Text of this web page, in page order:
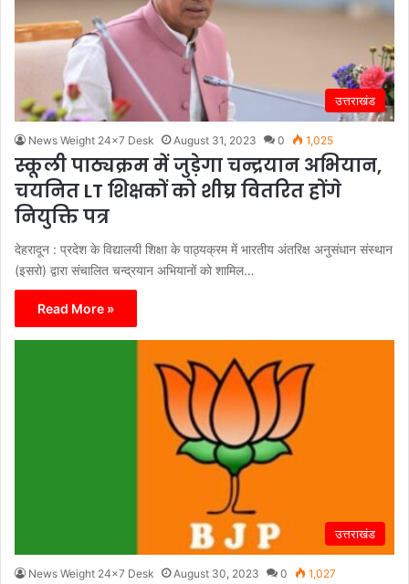
उत्तराखंड
News Weight 24x7 Desk August 31, 2023 0 1,025
स्कूली पाठ्यक्रम में जुड़ेगा चन्द्रयान अभियान,
चयनित LT शिक्षकों को शीघ्र वितरित होंगे
नियुक्ति पत्र
देहरादून : प्रदेश के विद्यालयी शिक्षा के पाठ्यक्रम में भारतीय अंतरिक्ष अनुसंधान संस्थान
(इसरो) द्वारा संचालित चन्द्रयान अभियानों को शामिल…
Read More »
उत्तराखंड
News Weight 24x7 Desk August 30, 2023 0 1,027